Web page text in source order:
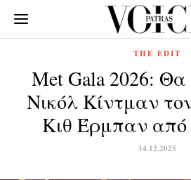
THE EDIT
Met Gala 2026: Θα
Νικόλ Κίντμαν
Κιθ Έρμπαν από
14.12.2025